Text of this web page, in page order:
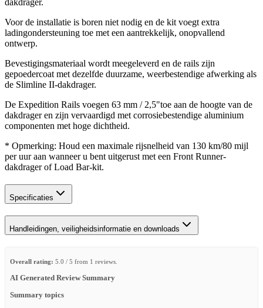
dakdrager.
Voor de installatie is boren niet nodig en de kit voegt extra
ladingondersteuning toe met een aantrekkelijk, onopvallend
ontwerp.
Bevestigingsmateriaal wordt meegeleverd en de rails zijn
gepoedercoat met dezelfde duurzame, weerbestendige afwerking als
de Slimline II-dakdrager.
De Expedition Rails voegen 63 mm / 2,5"toe aan de hoogte van de
dakdrager en zijn vervaardigd met corrosiebestendige aluminium
componenten met hoge dichtheid.
* Opmerking: Houd een maximale rijsnelheid van 130 km/80 mijl
per uur aan wanneer u bent uitgerust met een Front Runner-
dakdrager of Load Bar-kit.
Specificaties
Handleidingen, veiligheidsinformatie en downloads
Overall rating: 5.0 / 5 from 1 reviews.
AI Generated Review Summary
Summary topics